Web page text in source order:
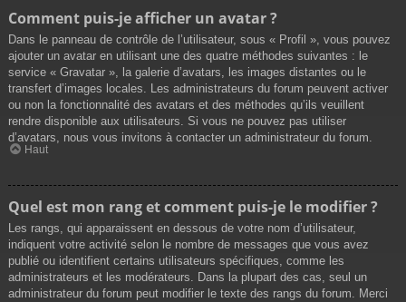
Comment puis-je afficher un avatar ?
Dans le panneau de contrôle de l’utilisateur, sous « Profil », vous pouvez
ajouter un avatar en utilisant une des quatre méthodes suivantes : le
service « Gravatar », la galerie d’avatars, les images distantes ou le
transfert d’images locales. Les administrateurs du forum peuvent activer
ou non la fonctionnalité des avatars et des méthodes qu’ils veuillent
rendre disponible aux utilisateurs. Si vous ne pouvez pas utiliser
d’avatars, nous vous invitons à contacter un administrateur du forum.
Haut
Quel est mon rang et comment puis-je le modifier ?
Les rangs, qui apparaissent en dessous de votre nom d’utilisateur,
indiquent votre activité selon le nombre de messages que vous avez
publié ou identifient certains utilisateurs spécifiques, comme les
administrateurs et les modérateurs. Dans la plupart des cas, seul un
administrateur du forum peut modifier le texte des rangs du forum. Merci